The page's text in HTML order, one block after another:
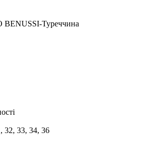
BENUSSI-Туреччина
32, 33, 34, 36